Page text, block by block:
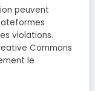
peuvent
violations.
Commons
le